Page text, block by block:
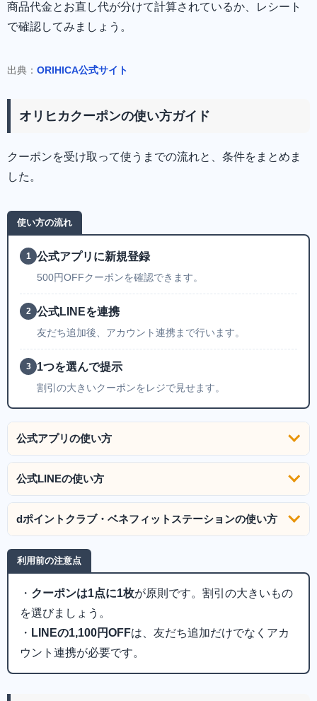
商品代金とお直し代が分けて計算されているか、レシート
で確認してみましょう。
出典： ORIHICA公式サイト
オリヒカクーポンの使い方ガイド
クーポンを受け取って使うまでの流れと、条件をまとめま
した。
使い方の流れ
1 公式アプリに新規登録
500円OFFクーポンを確認できます。
2 公式LINEを連携
友だち追加後、アカウント連携まで行います。
3 1つを選んで提示
割引の大きいクーポンをレジで見せます。
公式アプリの使い方
公式LINEの使い方
dポイントクラブ・ベネフィットステーションの使い方
利用前の注意点
・ クーポンは1点に1枚が原則です。割引の大きいもの
を選びましょう。
・ LINEの1,100円OFFは、友だち追加だけでなくアカ
ウント連携が必要です。